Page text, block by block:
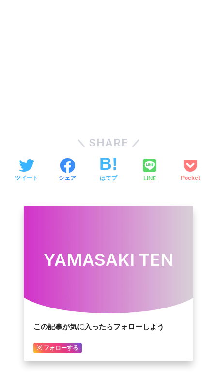
SHARE
ツイート シェア はてブ LINE Pocket
YAMASAKI TEN
この記事が気に入ったらフォローしよう
フォローする